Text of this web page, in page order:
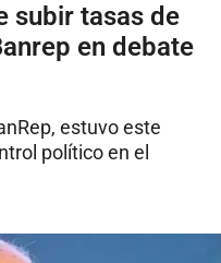
subir tasas de
en debate
estuvo este
político en el